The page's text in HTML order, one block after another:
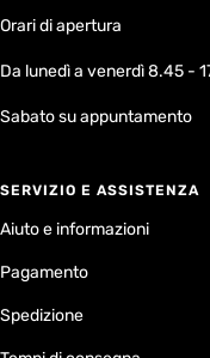
Orari di apertura
Da lunedì a venerdì 8.45 -
Sabato su appuntamento
SERVIZIO E ASSISTENZA
Aiuto e informazioni
Pagamento
Spedizione